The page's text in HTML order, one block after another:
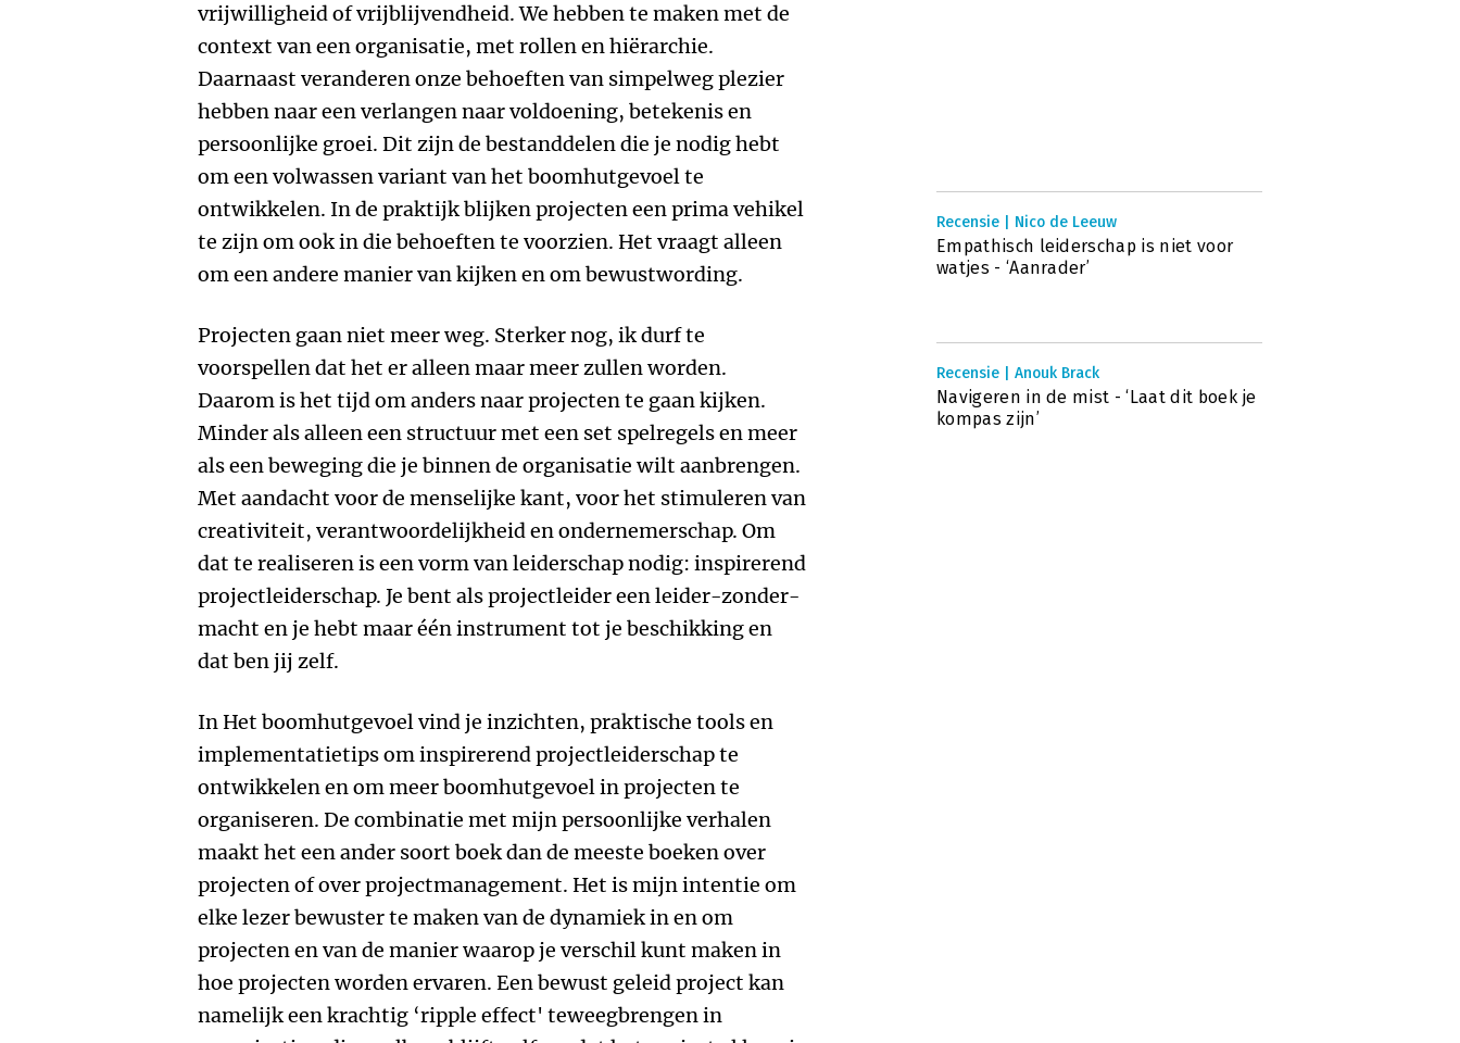
vrijwilligheid of vrijblijvendheid. We hebben te maken met de
context van een organisatie, met rollen en hiërarchie.
Daarnaast veranderen onze behoeften van simpelweg plezier
hebben naar een verlangen naar voldoening, betekenis en
persoonlijke groei. Dit zijn de bestanddelen die je nodig hebt
om een volwassen variant van het boomhutgevoel te
ontwikkelen. In de praktijk blijken projecten een prima vehikel
te zijn om ook in die behoeften te voorzien. Het vraagt alleen
om een andere manier van kijken en om bewustwording.
Projecten gaan niet meer weg. Sterker nog, ik durf te
voorspellen dat het er alleen maar meer zullen worden.
Daarom is het tijd om anders naar projecten te gaan kijken.
Minder als alleen een structuur met een set spelregels en meer
als een beweging die je binnen de organisatie wilt aanbrengen.
Met aandacht voor de menselijke kant, voor het stimuleren van
creativiteit, verantwoordelijkheid en ondernemerschap. Om
dat te realiseren is een vorm van leiderschap nodig: inspirerend
projectleiderschap. Je bent als projectleider een leider-zonder-
macht en je hebt maar één instrument tot je beschikking en
dat ben jij zelf.
In Het boomhutgevoel vind je inzichten, praktische tools en
implementatietips om inspirerend projectleiderschap te
ontwikkelen en om meer boomhutgevoel in projecten te
organiseren. De combinatie met mijn persoonlijke verhalen
maakt het een ander soort boek dan de meeste boeken over
projecten of over projectmanagement. Het is mijn intentie om
elke lezer bewuster te maken van de dynamiek in en om
projecten en van de manier waarop je verschil kunt maken in
hoe projecten worden ervaren. Een bewust geleid project kan
namelijk een krachtig ‘ripple effect' teweegbrengen in
Recensie | Nico de Leeuw
Empathisch leiderschap is niet voor
watjes - ‘Aanrader’
Recensie | Anouk Brack
Navigeren in de mist - ‘Laat dit boek je
kompas zijn’